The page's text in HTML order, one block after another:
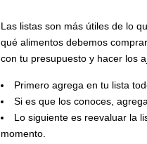
Las listas son más útiles de lo
qué alimentos debemos
con tu presupuesto y hacer los
Primero agrega en tu lista
Si es que los conoces,
Lo siguiente es reevaluar la
momento.